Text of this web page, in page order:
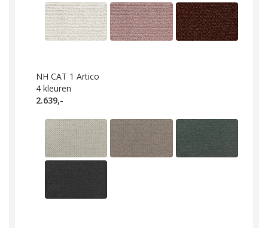
NH CAT 1 Artico
4 kleuren
2.639,-